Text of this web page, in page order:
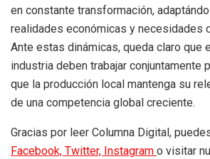
en constante transformación,
realidades económicas y necesidades
Ante estas dinámicas, queda claro que
industria deben trabajar conjuntamente
que la producción local mantenga su
de una competencia global creciente.
Gracias por leer Columna Digital,
Facebook, Twitter, Instagram o visitar